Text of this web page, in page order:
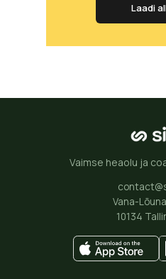
Laadi
Vaimse heaolu ja
Vana-
10134